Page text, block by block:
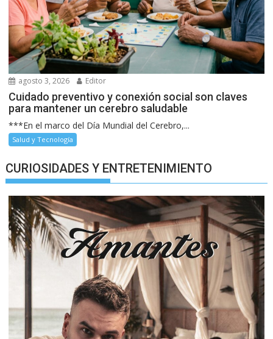
agosto 3, 2026 Editor
Cuidado preventivo y conexión social son claves
para mantener un cerebro saludable
***En el marco del Día Mundial del Cerebro,...
Salud y Tecnología
CURIOSIDADES Y ENTRETENIMIENTO